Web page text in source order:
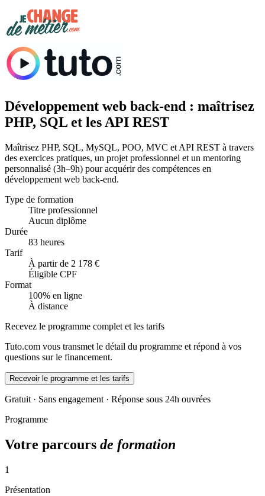
Développement web back-end : maîtrisez
PHP, SQL et les API REST
Maîtrisez PHP, SQL, MySQL, POO, MVC et API REST à travers
des exercices pratiques, un projet professionnel et un mentoring
personnalisé (3h–9h) pour acquérir des compétences en
développement web back-end.
Type de formation
Titre professionnel
Aucun diplôme
Durée
83 heures
Tarif
À partir de 2 178 €
Éligible CPF
Format
100% en ligne
À distance
Recevez le programme complet et les tarifs
Tuto.com vous transmet le détail du programme et répond à vos
questions sur le financement.
Recevoir le programme et les tarifs
Gratuit · Sans engagement · Réponse sous 24h ouvrées
Programme
Votre parcours de formation
1
Présentation